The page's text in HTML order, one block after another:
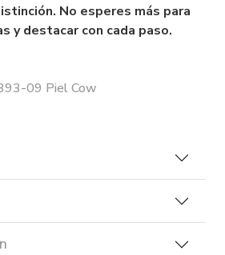
No esperes más para
y destacar con cada paso.
09 Piel Cow